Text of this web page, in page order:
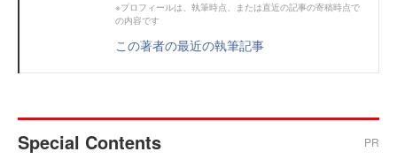
※プロフィールは、執筆時点、または直近の記事の寄稿時点で
の内容です
この著者の最近の執筆記事
Special Contents PR